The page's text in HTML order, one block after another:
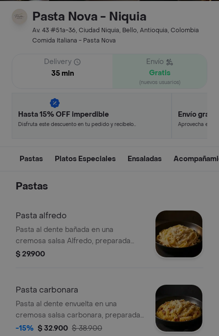
Pasta Nova - Niquia
Av. 43 #51a-36, Ciudad Niquia, Bello, Antioquia, Colombia
Comida Italiana - Pasta Nova
Delivery
35 min
Envío
Gratis
(nuevos usuarios)
Hasta 15% OFF imperdible
Disfruta este descuento en tu pedido y recíbelo
Envío
Aprovecha este
Pastas Platos Especiales Ensaladas
Pastas
Pasta alfredo
Pasta al dente bañada en una
cremosa salsa Alfredo, preparada
con mantequilla y queso parmesano.
$ 29.900
Pasta carbonara
Pasta al dente envuelta en una
cremosa salsa carbonara, preparada
con tocineta dorada y queso
-15% $ 32.900 $ 38.900